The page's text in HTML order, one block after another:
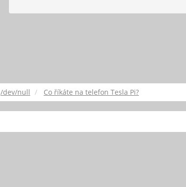
/dev/null Co říkáte na telefon Tesla Pi?